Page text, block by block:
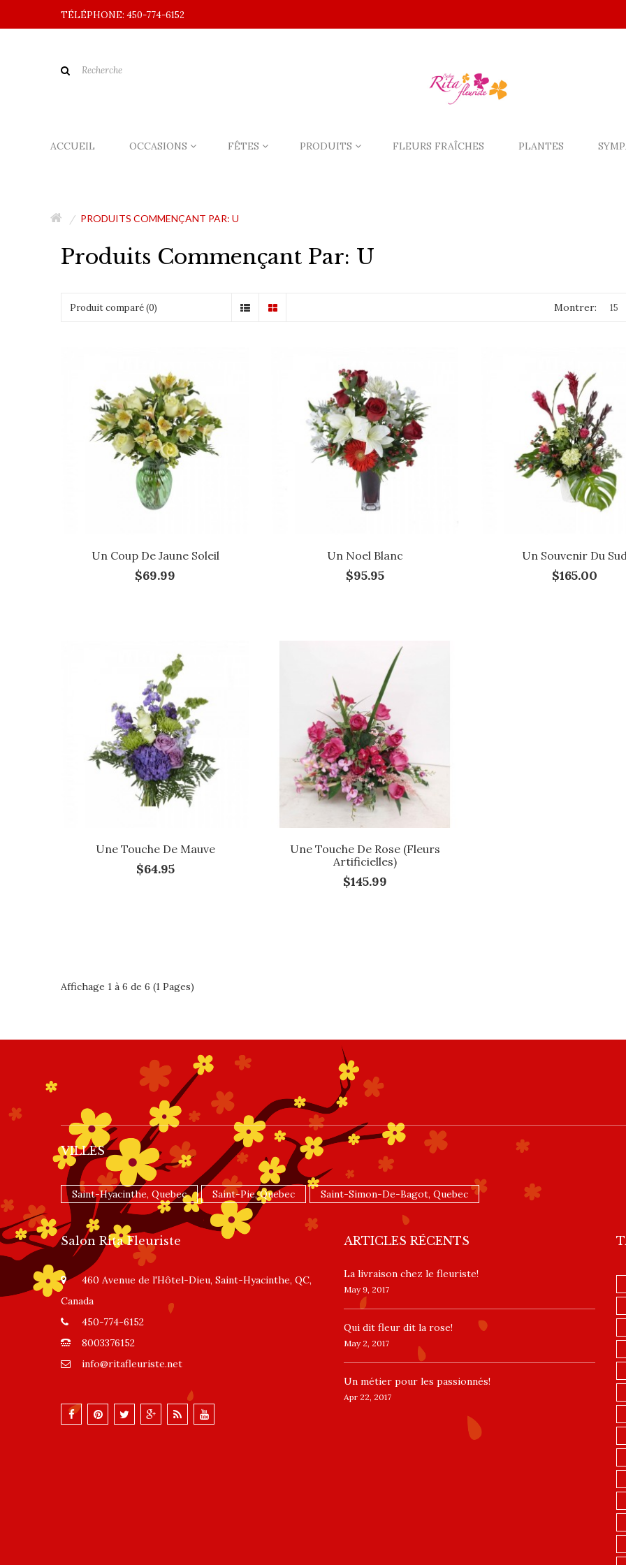
TÉLÉPHONE: 450-774-6152
ACCUEIL OCCASIONS FÊTES PRODUITS FLEURS FRAÎCHES PLANTES
PRODUITS COMMENÇANT PAR: U
Produits Commençant Par: U
Produit comparé (0) Montrer:
Un Coup De Jaune Soleil
$69.99
Un Noel Blanc
$95.95
Un Souvenir Du
$165.00
Une Touche De Mauve
$64.95
Une Touche De Rose (Fleurs
Artificielles)
$145.99
Affichage 1 à 6 de 6 (1 Pages)
VILLES
Saint-Hyacinthe, Quebec Saint-Pie, Quebec Saint-Simon-De-Bagot, Quebec
Salon Rita Fleuriste
460 Avenue de l'Hôtel-Dieu, Saint-Hyacinthe, QC,
Canada
450-774-6152
8003376152
info@ritafleuriste.net
ARTICLES RÉCENTS
La livraison chez le fleuriste!
May 9, 2017
​Qui dit fleur dit la rose!
May 2, 2017
Un ​métier pour les passionnés​!
Apr 22, 2017